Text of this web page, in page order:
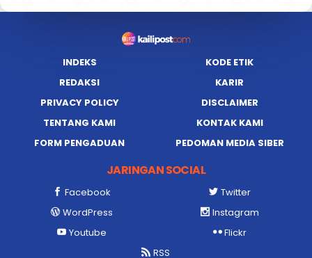
INDEKS
KODE ETIK
REDAKSI
KARIR
PRIVACY POLICY
DISCLAIMER
TENTANG KAMI
KONTAK KAMI
FORM PENGADUAN
PEDOMAN MEDIA SIBER
JARINGAN SOCIAL
Facebook
Twitter
WordPress
Instagram
Youtube
Flickr
RSS